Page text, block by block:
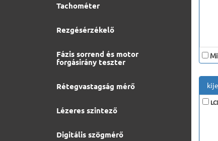
Tachométer
Rezgésérzékelő
Fázis sorrend és motor
forgásirány teszter
Rétegvastagság mérő
Lézeres szintező
Digitális szögmérő